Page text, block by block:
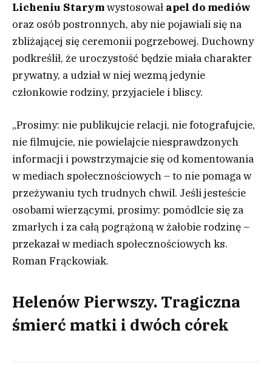
Licheniu Starymwystosował apel do mediów
oraz osób postronnych, aby nie pojawiali się na
zbliżającej się ceremonii pogrzebowej. Duchowny
podkreślił, że uroczystość będzie miała charakter
prywatny, a udział w niej wezmą jedynie
członkowie rodziny, przyjaciele i bliscy.
„Prosimy: nie publikujcie relacji, nie fotografujcie,
nie filmujcie, nie powielajcie niesprawdzonych
informacji i powstrzymajcie się od komentowania
w mediach społecznościowych – to nie pomaga w
przeżywaniu tych trudnych chwil. Jeśli jesteście
osobami wierzącymi, prosimy: pomódlcie się za
zmarłych i za całą pogrążoną w żałobie rodzinę –
przekazał w mediach społecznościowych ks.
Roman Frąckowiak.
Helenów Pierwszy. Tragiczna
śmierć matki i dwóch córek